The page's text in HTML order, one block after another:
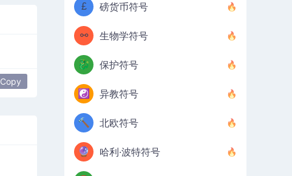
Copy
£ 磅货币符号
⚯ 生物学符号
🐉 保护符号
☯️ 异教符号
🔨 北欧符号
🔮 哈利·波特符号